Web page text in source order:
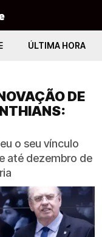
ÚLTIMA HORA
DE
o seu vínculo
até dezembro de